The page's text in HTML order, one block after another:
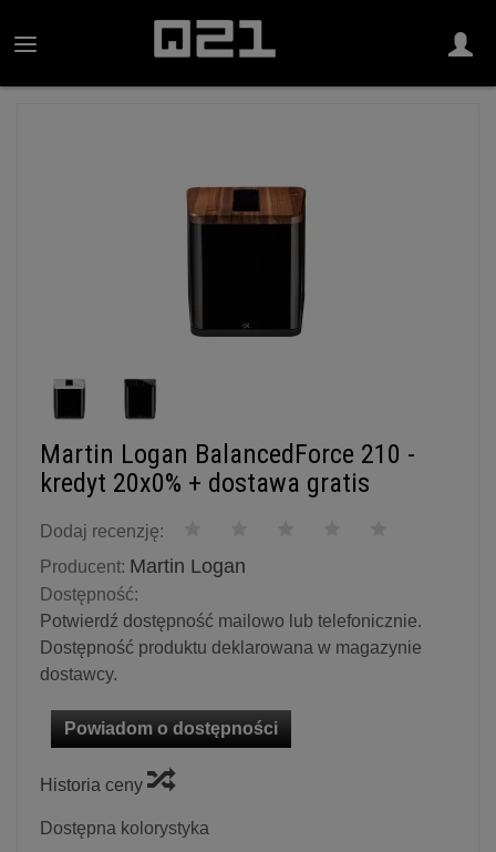
Martin Logan BalancedForce 210 -
kredyt 20x0% + dostawa gratis
Dodaj recenzję:
Producent: Martin Logan
Dostępność:
Potwierdź dostępność mailowo lub telefonicznie.
Dostępność produktu deklarowana w magazynie
dostawcy.
Powiadom o dostępności
Historia ceny
Dostępna kolorystyka